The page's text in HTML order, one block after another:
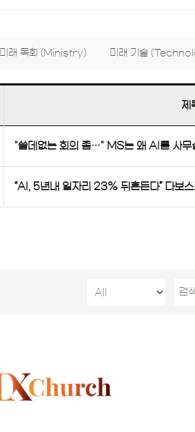
미래 목회 (Ministry) 미래 기술
제
"쓸데없는 회의 좀…" MS는 왜 AI를 사무
“AI, 5년내 일자리 23% 뒤흔든다” 다보